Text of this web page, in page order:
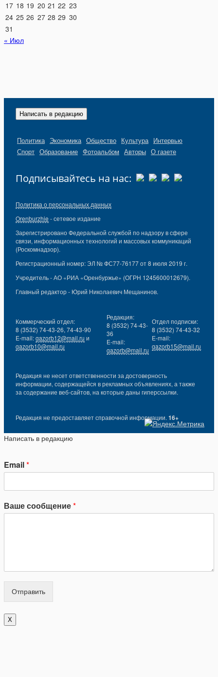
17 18 19 20 21 22 23
24 25 26 27 28 29 30
31
« Июл
Написать в редакцию
Политика Экономика Общество Культура Интервью
Спорт Образование Фотоальбом Авторы О газете
Подписывайтесь на нас:
Политика о персональных данных
Orenburzhie - сетевое издание
Зарегистрировано Федеральной службой по надзору в сфере
связи, информационных технологий и массовых коммуникаций
(Роскомнадзор).
Регистрационный номер: ЭЛ № ФС77-76177 от 8 июля 2019 г.
Учредитель - АО «РИА «Оренбуржье» (ОГРН 1245600012679).
Главный редактор - Юрий Николаевич Мещанинов.
Коммерческий отдел:
8 (3532) 74-43-26, 74-43-90
E-mail:gazorb12@mail.ru и
gazorb10@mail.ru
Редакция:
8 (3532) 74-43-
36
E-mail:
gazorb@mail.ru
Отдел подписки:
8 (3532) 74-43-32
E-mail:
gazorb15@mail.ru
Редакция не несет ответственности за достоверность
информации, содержащейся в рекламных объявлениях, а также
за содержание веб-сайтов, на которые даны гиперссылки.
Редакция не предоставляет справочной информации. 16+
Написать в редакцию
Email*
Ваше сообщение*
Отправить
X